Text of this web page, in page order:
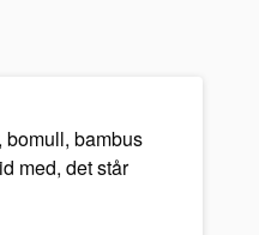
bomull, bambus
med, det står